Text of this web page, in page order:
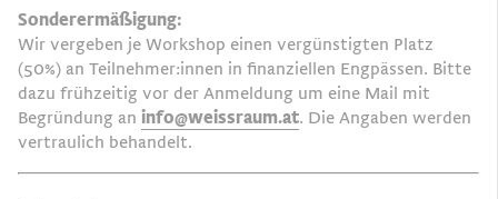
Sonderermäßigung:
Wir vergeben je Workshop einen vergünstigten Platz
(50%) an Teilnehmer:innen in finanziellen Engpässen. Bitte
dazu frühzeitig vor der Anmeldung um eine Mail mit
Begründung an info@weissraum.at. Die Angaben werden
vertraulich behandelt.